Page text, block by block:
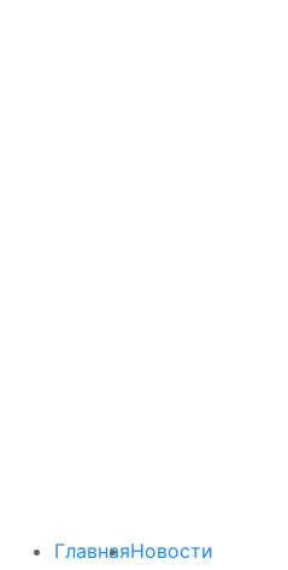
ГлавнаяНовости